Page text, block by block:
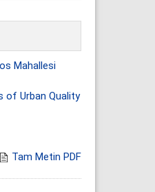
Mahallesi
of Urban Quality
Tam Metin PDF